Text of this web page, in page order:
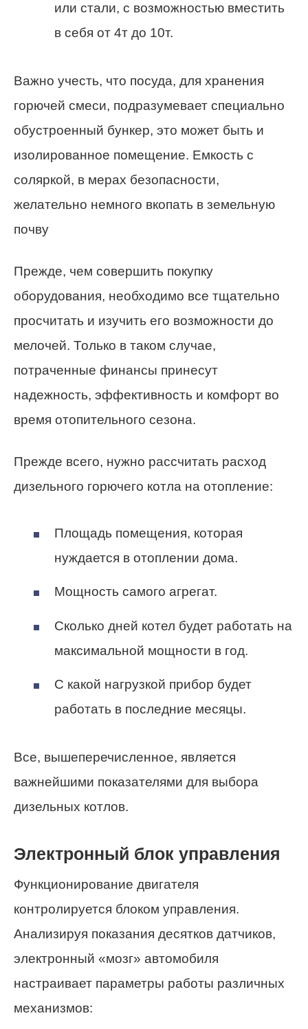
или стали, с возможностью вместить
в себя от 4т до 10т.
Важно учесть, что посуда, для хранения
горючей смеси, подразумевает специально
обустроенный бункер, это может быть и
изолированное помещение. Емкость с
соляркой, в мерах безопасности,
желательно немного вкопать в земельную
почву
Прежде, чем совершить покупку
оборудования, необходимо все тщательно
просчитать и изучить его возможности до
мелочей. Только в таком случае,
потраченные финансы принесут
надежность, эффективность и комфорт во
время отопительного сезона.
Прежде всего, нужно рассчитать расход
дизельного горючего котла на отопление:
Площадь помещения, которая
нуждается в отоплении дома.
Мощность самого агрегат.
Сколько дней котел будет работать на
максимальной мощности в год.
С какой нагрузкой прибор будет
работать в последние месяцы.
Все, вышеперечисленное, является
важнейшими показателями для выбора
дизельных котлов.
Электронный блок управления
Функционирование двигателя
контролируется блоком управления.
Анализируя показания десятков датчиков,
электронный «мозг» автомобиля
настраивает параметры работы различных
механизмов: